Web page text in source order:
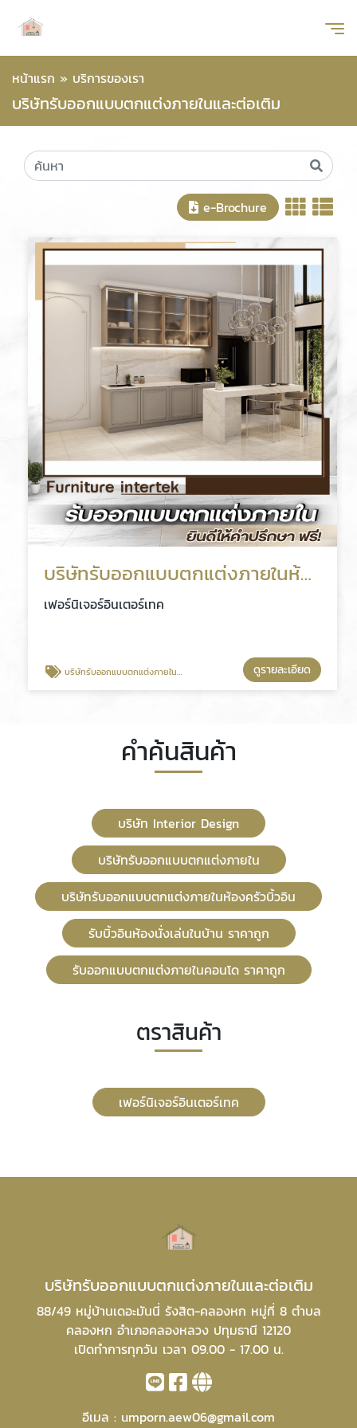
หน้าแรก » บริการของเรา
บริษัทรับออกแบบตกแต่งภายในและต่อเติม
e-Brochure
บริษัทรับออกแบบตกแต่งภายในห้องครัวบิ้วอิน
เฟอร์นิเจอร์อินเตอร์เทค
บริษัทรับออกแบบตกแต่งภายในห้องครัวบิ้วอิน ดูรายละเอียด
คำค้นสินค้า
บริษัท Interior Design
บริษัทรับออกแบบตกแต่งภายใน
บริษัทรับออกแบบตกแต่งภายในห้องครัวบิ้วอิน
รับบิ้วอินห้องนั่งเล่นในบ้าน ราคาถูก
รับออกแบบตกแต่งภายในคอนโด ราคาถูก
ตราสินค้า
เฟอร์นิเจอร์อินเตอร์เทค
บริษัทรับออกแบบตกแต่งภายในและต่อเติม
88/49 หมู่บ้านเดอะมันนี่ รังสิต-คลองหก หมู่ที่ 8 ตำบล
คลองหก อำเภอคลองหลวง ปทุมธานี 12120
เปิดทำการทุกวัน เวลา 09.00 - 17.00 น.
อีเมล : umporn.aew06@gmail.com